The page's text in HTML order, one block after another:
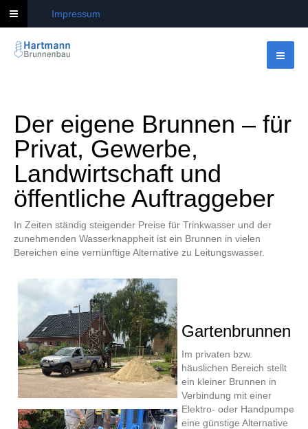
Impressum
Der eigene Brunnen – für
Privat, Gewerbe,
Landwirtschaft und
öffentliche Auftraggeber
In Zeiten ständig steigender Preise für Trinkwasser und der
zunehmenden Wasserknappheit ist ein Brunnen in vielen
Bereichen eine vernünftige Alternative zu Leitungswasser.
Gartenbrunnen
Im privaten bzw.
häuslichen Bereich stellt
ein kleiner Brunnen in
Verbindung mit einer
Elektro- oder Handpumpe
eine günstige Alternative